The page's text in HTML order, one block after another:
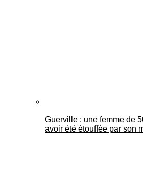
Guerville : une femme de
avoir été étouffée par son